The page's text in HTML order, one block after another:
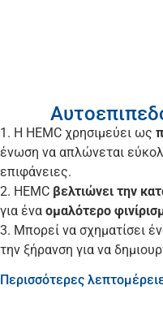
1. Η HEMC χρησιμεύει ως
ένωση να απλώνεται
επιφάνειες.
2. HEMC βελτιώνει την
για ένα ομαλότερο
3. Μπορεί να σχηματίσει
την ξήρανση για να
Περισσότερες